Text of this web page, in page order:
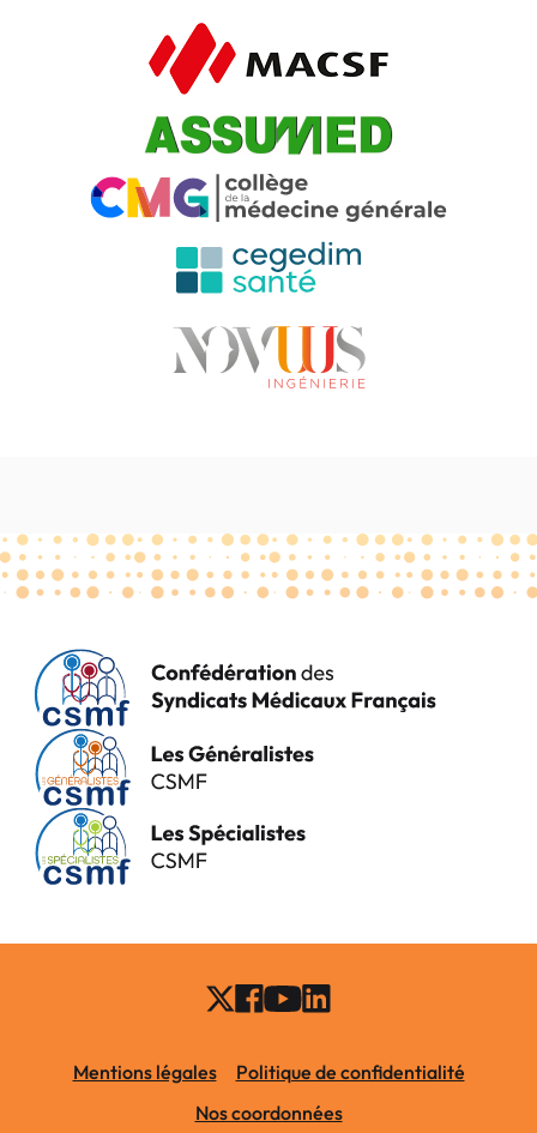
Mentions légales
Politique de confidentialité
Nos coordonnées